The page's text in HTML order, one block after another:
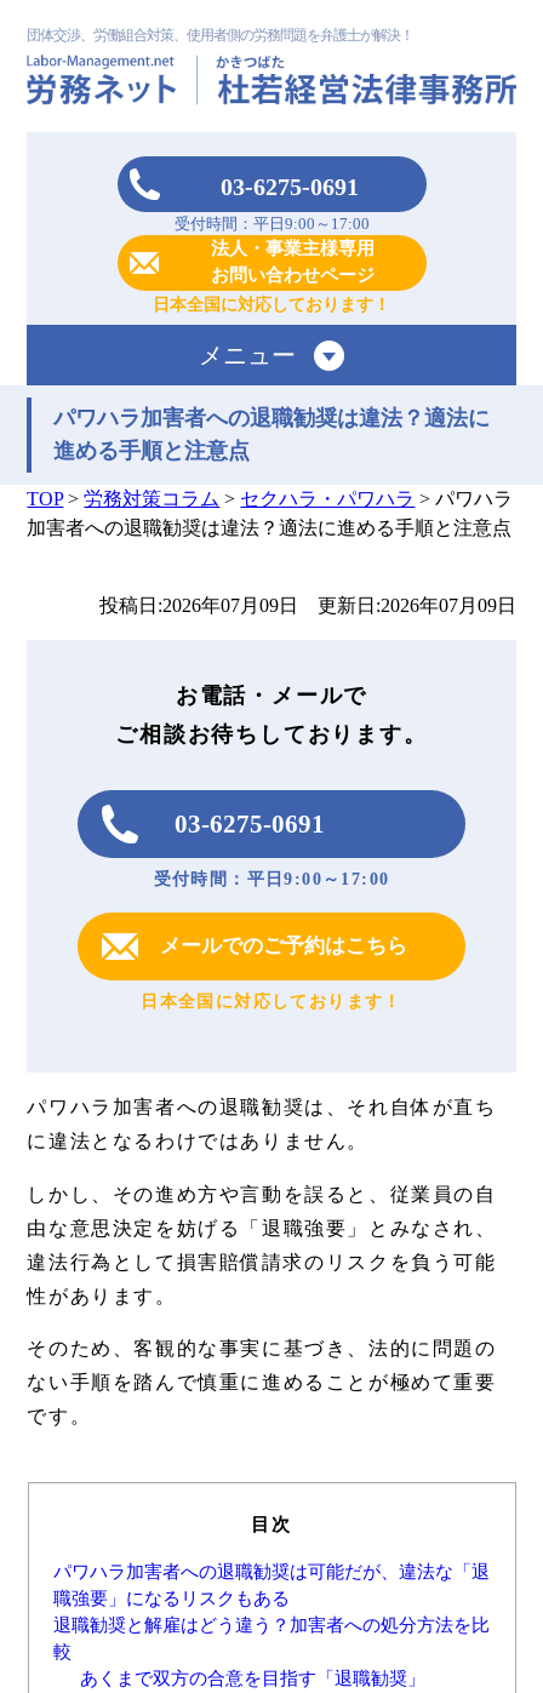
団体交渉、労働組合対策、使用者側の労務問題を弁護士が解決！
03-6275-0691
受付時間：平日9:00～17:00
法人・事業主様専用
お問い合わせページ
日本全国に対応しております！
メニュー
パワハラ加害者への退職勧奨は違法？適法に
進める手順と注意点
TOP>労務対策コラム > セクハラ・パワハラ >パワハラ
加害者への退職勧奨は違法？適法に進める手順と注意点
投稿日:2026年07月09日 更新日:2026年07月09日
お電話・メールで
ご相談お待ちしております。
03-6275-0691
受付時間：平日9:00～17:00
メールでのご予約はこちら
日本全国に対応しております！
パワハラ加害者への退職勧奨は、それ自体が直ち
に違法となるわけではありません。
しかし、その進め方や言動を誤ると、従業員の自
由な意思決定を妨げる「退職強要」とみなされ、
違法行為として損害賠償請求のリスクを負う可能
性があります。
そのため、客観的な事実に基づき、法的に問題の
ない手順を踏んで慎重に進めることが極めて重要
です。
目次
パワハラ加害者への退職勧奨は可能だが、違法な「退
職強要」になるリスクもある
退職勧奨と解雇はどう違う？加害者への処分方法を比
較
あくまで双方の合意を目指す「退職勧奨」